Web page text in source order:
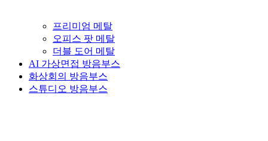
프리미엄 메탈
오피스 팟 메탈
더블 도어 메탈
AI 가상면접 방음부스
화상회의 방음부스
스튜디오 방음부스